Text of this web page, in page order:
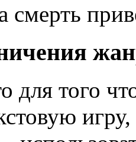
для того